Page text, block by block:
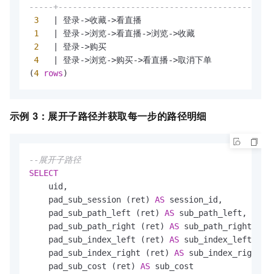
-----
3
| 登录->收藏->看直播
1
| 登录->浏览->看直播->浏览->收藏
2
| 登录->购买
4
| 登录->浏览->购买->看直播->取消下单
(4 rows)
示例 3：展开子路径并获取每一步的路径明细
--展开子路径
SELECT
    uid,
    pad_sub_session (ret)
AS session_id,
    pad_sub_path_left (ret)
AS sub_path_left,
    pad_sub_path_right (ret)
AS sub_path_right,
    pad_sub_index_left (ret)
AS sub_index_left,
    pad_sub_index_right (ret)
AS sub_index_right,
    pad_sub_cost (ret)
AS